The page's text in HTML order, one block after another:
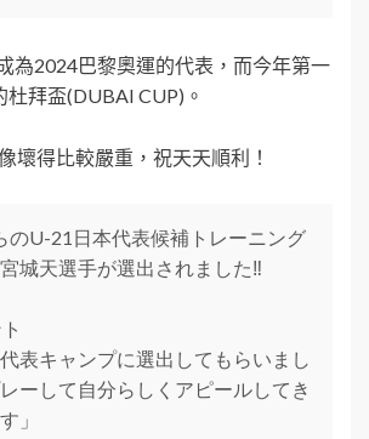
為2024巴黎奧運的代表，而今年第一
拜盃(DUBAI CUP)。
壞得比較嚴重，祝天天順利！
のU-21日本代表候補トレーニング
城天選手が選出されました‼︎
表キャンプに選出してもらいまし
ーして自分らしくアピールしてき
」